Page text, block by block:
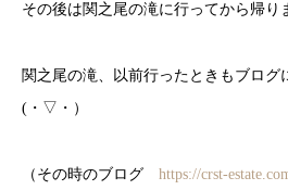
その後は関之尾の滝に行ってから帰り
関之尾の滝、以前行ったときもブログ
(・▽・）
（その時のブログ https://crst-